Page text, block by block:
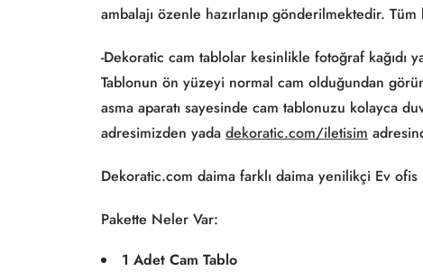
ambalajı özenle hazırlanıp gönderilmektedir.
-Dekoratic cam tablolar kesinlikle fotoğraf kağıdı
Tablonun ön yüzeyi normal cam olduğundan
asma aparatı sayesinde cam tablonuzu kolayca
adresimizden yada dekoratic.com/iletisim
Dekoratic.com daima farklı daima yenilikçi Ev
Pakette Neler Var:
1 Adet Cam Tablo